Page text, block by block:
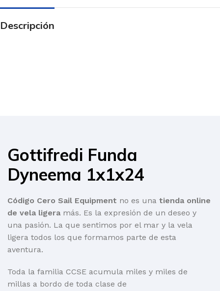
Descripción
Gottifredi Funda
Dyneema 1x1x24
Código Cero Sail Equipment no es una tienda online
de vela ligera más. Es la expresión de un deseo y
una pasión. La que sentimos por el mar y la vela
ligera todos los que formamos parte de esta
aventura.
Toda la familia CCSE acumula miles y miles de
millas a bordo de toda clase de